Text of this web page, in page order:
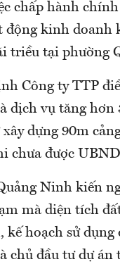
chấp hành
động kinh doanh
triều tại phường
Công ty TTP
dịch vụ tăng
dựng 90m
chưa được
Ninh kiến
mà diện tích
kế hoạch sử
chủ đầu tư dự